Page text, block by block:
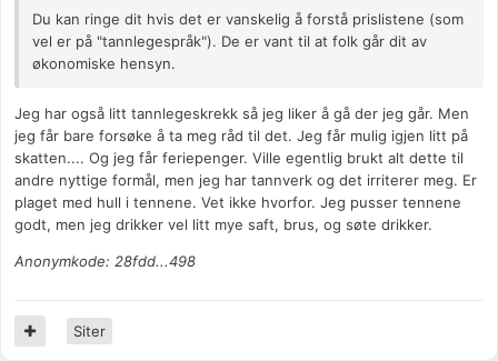
Du kan ringe dit hvis det er vanskelig å forstå prislistene (som
vel er på "tannlegespråk"). De er vant til at folk går dit av
økonomiske hensyn.
Jeg har også litt tannlegeskrekk så jeg liker å gå der jeg går. Men
jeg får bare forsøke å ta meg råd til det. Jeg får mulig igjen litt på
skatten.... Og jeg får feriepenger. Ville egentlig brukt alt dette til
andre nyttige formål, men jeg har tannverk og det irriterer meg. Er
plaget med hull i tennene. Vet ikke hvorfor. Jeg pusser tennene
godt, men jeg drikker vel litt mye saft, brus, og søte drikker.
Anonymkode: 28fdd...498
Siter